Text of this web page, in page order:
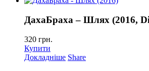
ДахаБраха – Шлях (2016,
320 грн.
Купити
Докладніше Share